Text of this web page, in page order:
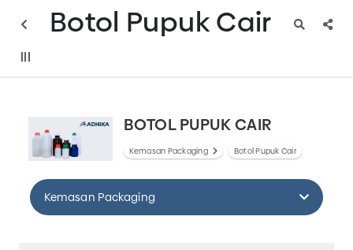
Botol Pupuk Cair
BOTOL PUPUK CAIR
Kemasan Packaging Botol Pupuk Cair
Kemasan Packaging